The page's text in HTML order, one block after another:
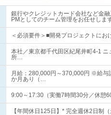
銀行やクレジットカード会社など金
PMとしてのチーム管理をお任せします
＜必須要件＞■開発プロジェクトに
本社／東京都千代田区紀尾井町4-1
所…
月給：280,000円～370,000円 ※給与
か月あり（…
9:00～17:30（実働7時間30分／休憩
【年間休日125日】* 完全週休2日制